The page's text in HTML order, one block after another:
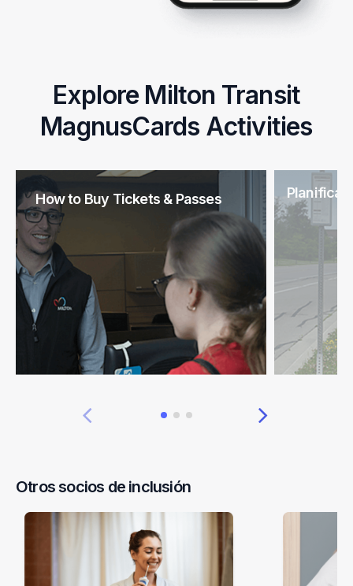
Explore Milton Transit
MagnusCards Activities
How to Buy Tickets & Passes
Otros socios de inclusión